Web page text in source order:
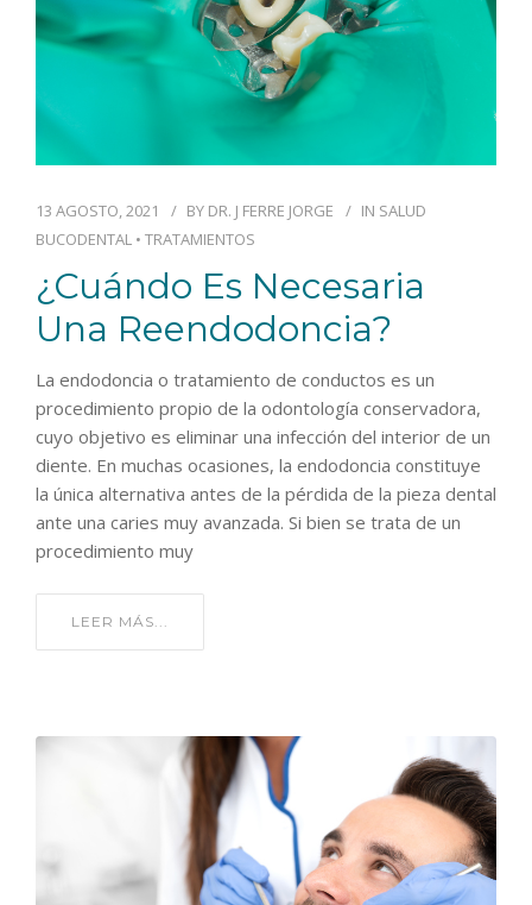
13 AGOSTO, 2021 BY DR. J FERRE JORGE IN SALUD
BUCODENTAL • TRATAMIENTOS
¿Cuándo Es Necesaria
Una Reendodoncia?
La endodoncia o tratamiento de conductos es un
procedimiento propio de la odontología conservadora,
cuyo objetivo es eliminar una infección del interior de un
diente. En muchas ocasiones, la endodoncia constituye
la única alternativa antes de la pérdida de la pieza dental
ante una caries muy avanzada. Si bien se trata de un
procedimiento muy
LEER MÁS...